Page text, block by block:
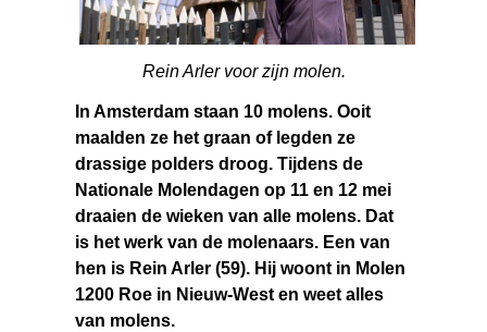
Rein Arler voor zijn molen.
In Amsterdam staan 10 molens. Ooit
maalden ze het graan of legden ze
drassige polders droog. Tijdens de
Nationale Molendagen op 11 en 12 mei
draaien de wieken van alle molens. Dat
is het werk van de molenaars. Een van
hen is Rein Arler (59). Hij woont in Molen
1200 Roe in Nieuw-West en weet alles
van molens.